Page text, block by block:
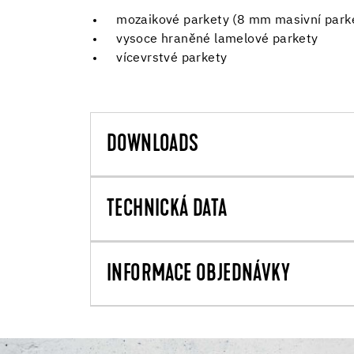
mozaikové parkety (8 mm masivní
vysoce hraněné lamelové parkety
vícevrstvé parkety
DOWNLOADS
TECHNICKÁ DATA
INFORMACE OBJEDNÁVKY